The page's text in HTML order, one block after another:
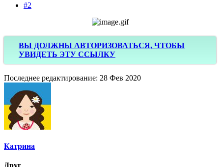
#2
ВЫ ДОЛЖНЫ АВТОРИЗОВАТЬСЯ, ЧТОБЫ
УВИДЕТЬ ЭТУ ССЫЛКУ
Последнее редактирование: 28 Фев 2020
Катрина